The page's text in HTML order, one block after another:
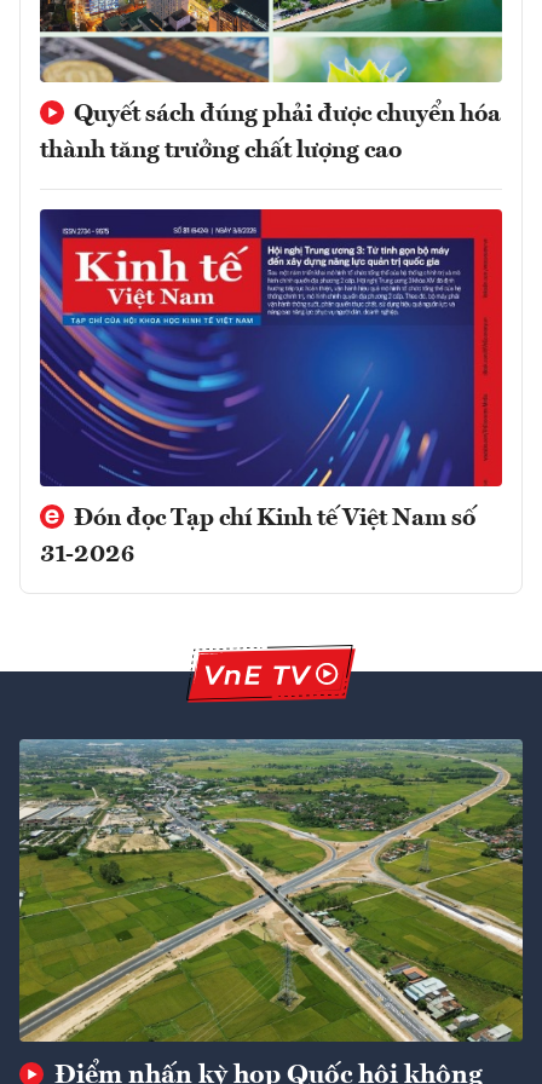
Quyết sách đúng phải được chuyển hóa
thành tăng trưởng chất lượng cao
Đón đọc Tạp chí Kinh tế Việt Nam số
31-2026
Điểm nhấn kỳ họp Quốc hội không